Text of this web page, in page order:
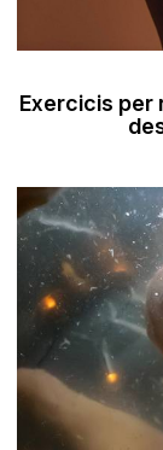
Exercicis per